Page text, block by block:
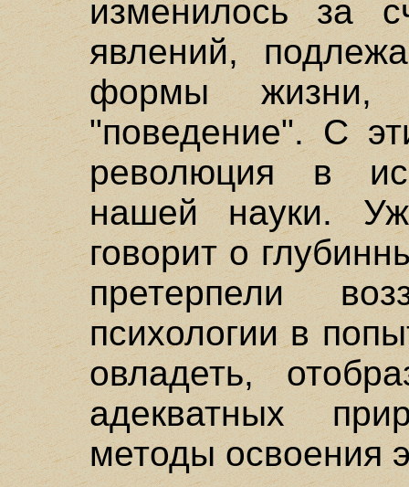
изменилось за
явлений,
формы жизни,
"поведение". С
революция в
нашей науки.
говорит о
претерпели
психологии в
овладеть,
адекватных
методы освоения